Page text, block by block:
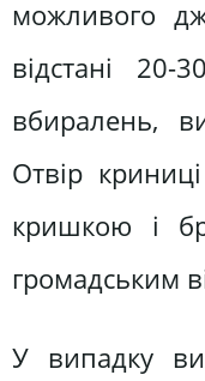
можливого
відстані 20-
вбиралень,
Отвір
кришкою і
громадським
У випадку